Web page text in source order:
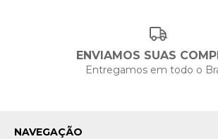
ENVIAMOS SUAS
Entregamos em todo o
NAVEGAÇÃO